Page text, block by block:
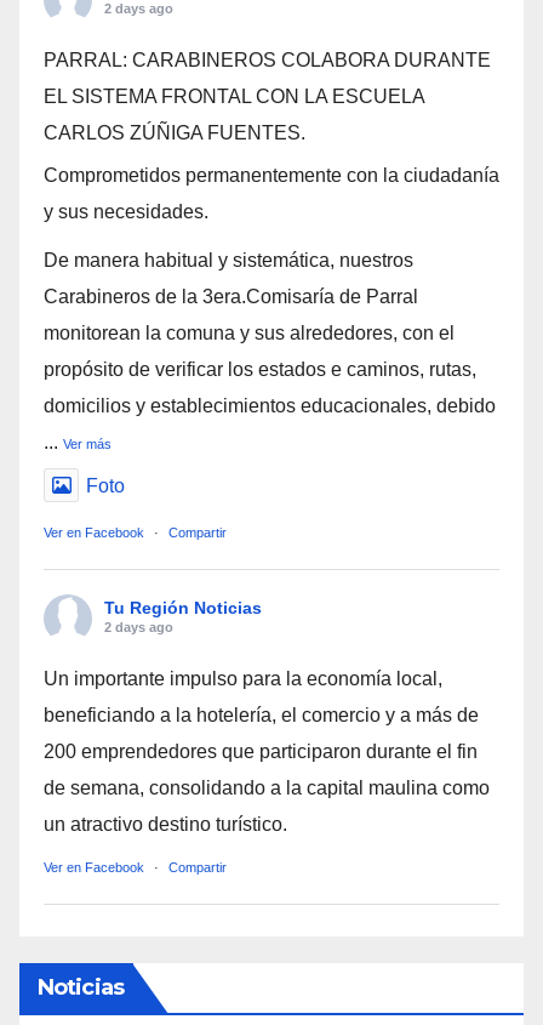
2 days ago
PARRAL: CARABINEROS COLABORA DURANTE
EL SISTEMA FRONTAL CON LA ESCUELA
CARLOS ZÚÑIGA FUENTES.
Comprometidos permanentemente con la ciudadanía
y sus necesidades.
De manera habitual y sistemática, nuestros
Carabineros de la 3era.Comisaría de Parral
monitorean la comuna y sus alrededores, con el
propósito de verificar los estados e caminos, rutas,
domicilios y establecimientos educacionales, debido
... Ver más
Foto
Ver en Facebook · Compartir
Tu Región Noticias
2 days ago
Un importante impulso para la economía local,
beneficiando a la hotelería, el comercio y a más de
200 emprendedores que participaron durante el fin
de semana, consolidando a la capital maulina como
un atractivo destino turístico.
Ver en Facebook · Compartir
Noticias